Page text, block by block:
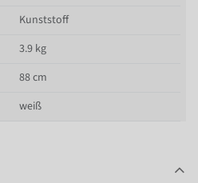
Kunststoff
3.9 kg
88 cm
weiß